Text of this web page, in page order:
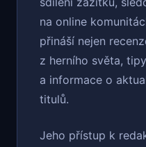
na online
přináší nejen
z herního světa,
a informace o
titulů.
Jeho přístup k